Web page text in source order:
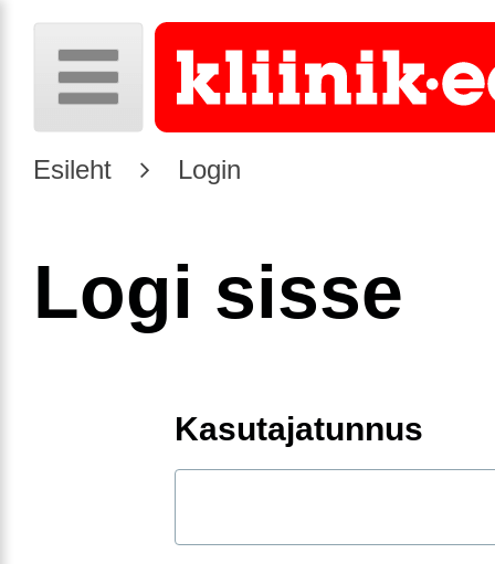
Esileht Login
Logi sisse
Kasutajatunnus